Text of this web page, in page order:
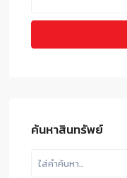
ค้นหาสินทรัพย์